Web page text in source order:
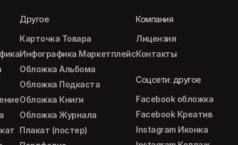
Другое
Карточка Товара
Инфографика Маркетплейс
Обложка Альбома
Обложка Подкаста
Обложка Книги
Обложка Журнала
Плакат (постер)
Компания
Лицензия
Контакты
Соцсети: другое
Facebook обложка
Facebook Креатив
Instagram Иконка